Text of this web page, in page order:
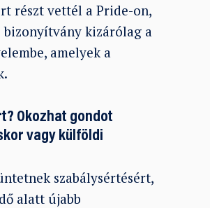
részt vettél a Pride-on,
kizárólag a
amelyek a
Okozhat gondot
vagy külföldi
szabálysértésért,
alatt újabb